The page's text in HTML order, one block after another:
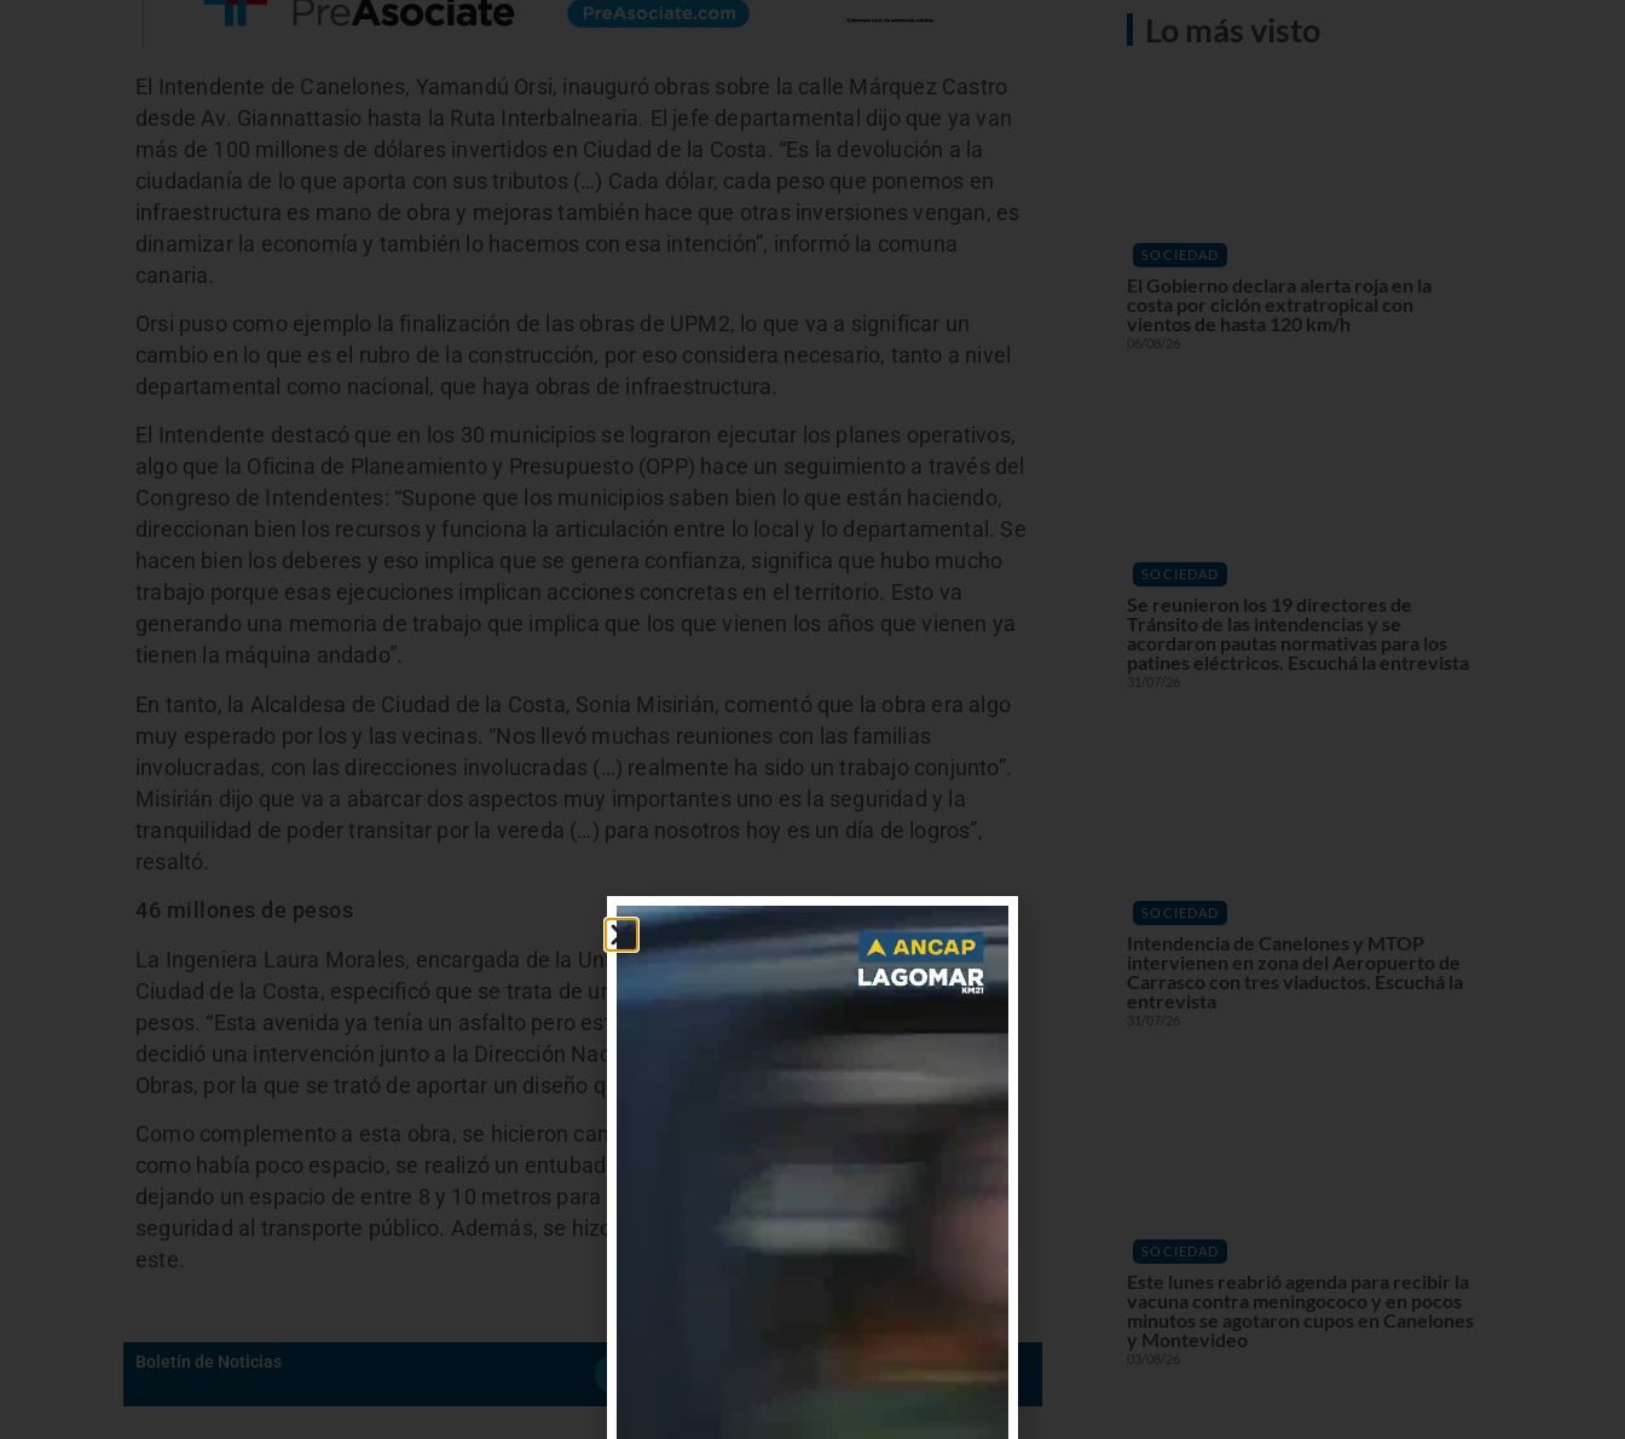
El Intendente de Canelones, Yamandú Orsi, inauguró obras sobre la calle Márquez Castro
desde Av. Giannattasio hasta la Ruta Interbalnearia. El jefe departamental dijo que ya van
más de 100 millones de dólares invertidos en Ciudad de la Costa. “Es la devolución a la
ciudadanía de lo que aporta con sus tributos (…) Cada dólar, cada peso que ponemos en
infraestructura es mano de obra y mejoras también hace que otras inversiones vengan, es
dinamizar la economía y también lo hacemos con esa intención”, informó la comuna
canaria.
Orsi puso como ejemplo la finalización de las obras de UPM2, lo que va a significar un
cambio en lo que es el rubro de la construcción, por eso considera necesario, tanto a nivel
departamental como nacional, que haya obras de infraestructura.
El Intendente destacó que en los 30 municipios se lograron ejecutar los planes operativos,
algo que la Oficina de Planeamiento y Presupuesto (OPP) hace un seguimiento a través del
Congreso de Intendentes: “Supone que los municipios saben bien lo que están haciendo,
direccionan bien los recursos y funciona la articulación entre lo local y lo departamental. Se
hacen bien los deberes y eso implica que se genera confianza, significa que hubo mucho
trabajo porque esas ejecuciones implican acciones concretas en el territorio. Esto va
generando una memoria de trabajo que implica que los que vienen los años que vienen ya
tienen la máquina andado”.
En tanto, la Alcaldesa de Ciudad de la Costa, Sonia Misirián, comentó que la obra era algo
muy esperado por los y las vecinas. “Nos llevó muchas reuniones con las familias
involucradas, con las direcciones involucradas (…) realmente ha sido un trabajo conjunto”.
Misirián dijo que va a abarcar dos aspectos muy importantes uno es la seguridad y la
tranquilidad de poder transitar por la vereda (…) para nosotros hoy es un día de logros”,
resaltó.
46 millones de pesos
La Ingeniera Laura Morales, encargada de la Unidad de Gestión de Macroproyectos de
Ciudad de la Costa, especificó que se trata de una obra de una inversión de 46 millones de
pesos. “Esta avenida ya tenía un asfalto pero estaba bastante deteriorado por lo que se
decidió una intervención junto a la Dirección Nacional de Tránsito y la Dirección General de
Obras, por la que se trató de aportar un diseño que diera seguridad y comodidad”, informó.
Como complemento a esta obra, se hicieron cambios en algunas paradas de ómnibus y,
como había poco espacio, se realizó un entubado en las cunetas donde hay paradas,
dejando un espacio de entre 8 y 10 metros para que la gente pueda descender y subir con
seguridad al transporte público. Además, se hizo una vereda en toda la Avenida del lado
este.
Boletín de Noticias
Lo más visto
SOCIEDAD
El Gobierno declara alerta roja en la
costa por ciclón extratropical con
vientos de hasta 120 km/h
06/08/26
SOCIEDAD
Se reunieron los 19 directores de
Tránsito de las intendencias y se
acordaron pautas normativas para los
patines eléctricos. Escuchá la entrevista
31/07/26
SOCIEDAD
Intendencia de Canelones y MTOP
intervienen en zona del Aeropuerto de
Carrasco con tres viaductos. Escuchá la
entrevista
31/07/26
SOCIEDAD
Este lunes reabrió agenda para recibir la
vacuna contra meningococo y en pocos
minutos se agotaron cupos en Canelones
y Montevideo
03/08/26